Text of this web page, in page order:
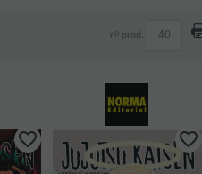
nº prod.